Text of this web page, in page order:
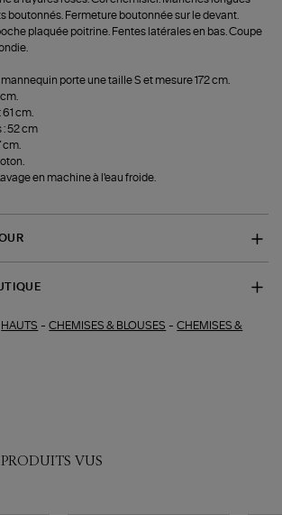
boutonnés. Fermeture boutonnée sur le devant.
plaquée poitrine. Fentes latérales en bas. Coupe
porte une taille S et mesure 172 cm.
cm.
: 52 cm
cm.
Lavage en machine à l'eau froide.
HAUTS -CHEMISES & BLOUSES -CHEMISES &
VUS